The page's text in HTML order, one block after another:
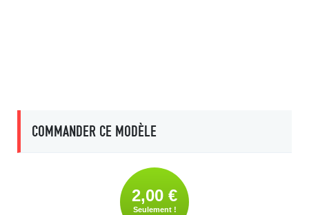
COMMANDER CE MODÈLE
2,00 €
Seulement !